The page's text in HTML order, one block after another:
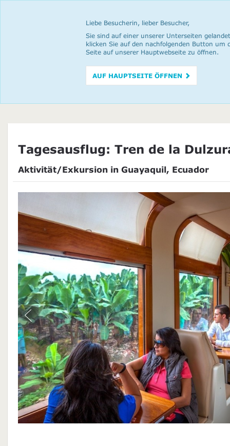
Liebe Besucherin, lieber Besucher,
Sie sind auf einer unserer Unterseiten
klicken Sie auf den nachfolgenden Button um
Seite auf unserer Hauptwebseite zu öffnen.
AUF HAUPTSEITE ÖFFNEN
Tagesausflug: Tren de la
Aktivität/Exkursion in Guayaquil, Ecuador